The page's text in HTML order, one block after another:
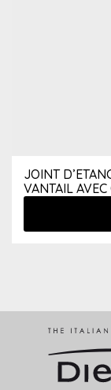
JOINT
VANTAIL AVEC